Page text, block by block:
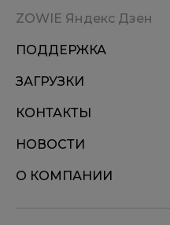
ZOWIE Яндекс Дзен
ПОДДЕРЖКА
ЗАГРУЗКИ
КОНТАКТЫ
НОВОСТИ
О КОМПАНИИ